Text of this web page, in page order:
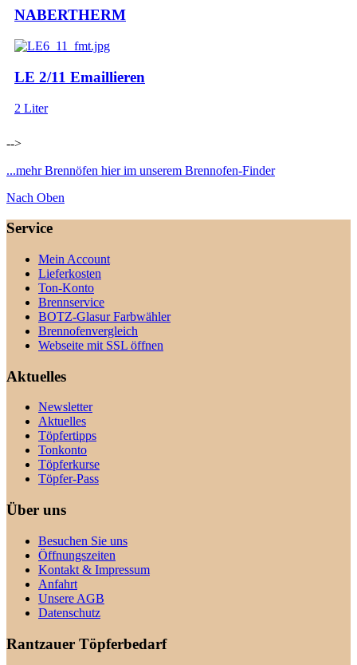
NABERTHERM
LE 2/11 Emaillieren
2 Liter
-->
...mehr Brennöfen hier im unserem Brennofen-Finder
Nach Oben
Service
Mein Account
Lieferkosten
Ton-Konto
Brennservice
BOTZ-Glasur Farbwähler
Brennofenvergleich
Webseite mit SSL öffnen
Aktuelles
Newsletter
Aktuelles
Töpfertipps
Tonkonto
Töpferkurse
Töpfer-Pass
Über uns
Besuchen Sie uns
Öffnungszeiten
Kontakt & Impressum
Anfahrt
Unsere AGB
Datenschutz
Rantzauer Töpferbedarf